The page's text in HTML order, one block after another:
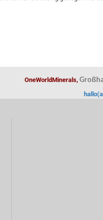
OneWorldMinerals,